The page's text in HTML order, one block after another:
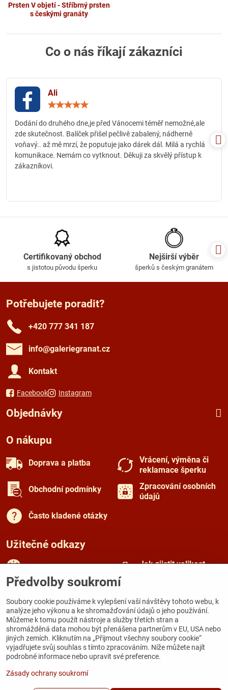
Prsten V objetí - Stříbrný prsten
s českými granáty
Co o nás říkají zákazníci
Ali
5
Dodání do druhého dne,je před Vánocemi téměř nemožné,ale
zde skutečnost. Balíček přišel pečlivě zabalený, nádherně
voňavý.. až mě mrzí, že poputuje jako dárek dál. Milá a rychlá
komunikace. Nemám co vytknout. Děkuji za skvělý přístup k
zákazníkovi.
Certifikovaný obchod
s jistotou původu šperku
Nejširší výběr
šperků s českým granátem
Potřebujete poradit?
+420 777 341 187
info​@galeriegranat​.cz
Kontakt
Facebook Instagram
Objednávky
O nákupu
Doprava a platba
Vrácení, výměna či
reklamace šperku
Obchodní podmínky
Zpracování osobních
údajů
Často kladené otázky
Užitečné odkazy
Rady a tipy
Jak zjistit velikost
Kamenná prodejna
Galerie Zámecká
Zámecká 167
284 03 Kutná Hora
Předvolby soukromí
Soubory cookie používáme k vylepšení vaší návštěvy tohoto webu, k
analýze jeho výkonu a ke shromažďování údajů o jeho používání.
Můžeme k tomu použít nástroje a služby třetích stran a
shromážděná data mohou být přenášena partnerům v EU, USA nebo
jiných zemích. Kliknutím na „Přijmout všechny soubory cookie“
vyjadřujete svůj souhlas s tímto zpracováním. Níže můžete najít
podrobné informace nebo upravit své preference.
Zásady ochrany soukromí